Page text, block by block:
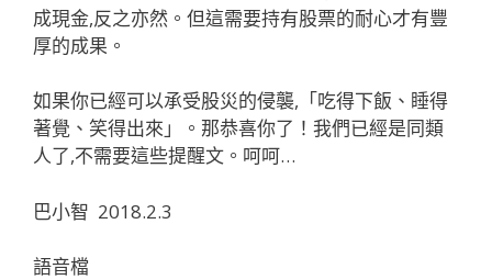
成現金,反之亦然。但這需要持有股票的耐心才有豐
厚的成果。
如果你已經可以承受股災的侵襲,「吃得下飯、睡得
著覺、笑得出來」。那恭喜你了！我們已經是同類
人了,不需要這些提醒文。呵呵…
巴小智 2018.2.3
語音檔